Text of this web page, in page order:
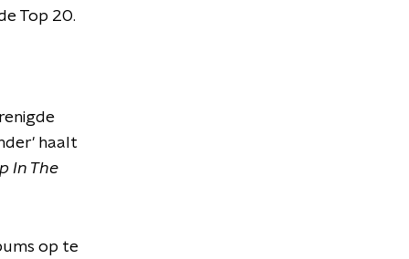
Top 20.
haalt
In The
op te